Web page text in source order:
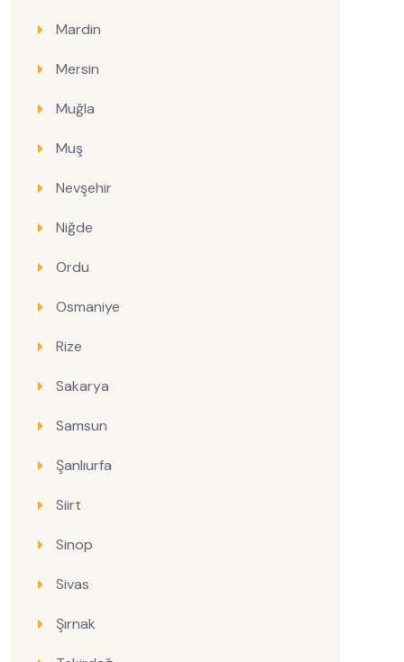
Mardin
Mersin
Muğla
Muş
Nevşehir
Niğde
Ordu
Osmaniye
Rize
Sakarya
Samsun
Şanlıurfa
Siirt
Sinop
Sivas
Şırnak